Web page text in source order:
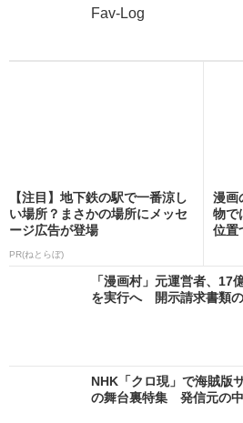
Fav-Log
【注目】地下鉄の駅で一番涼し
い場所？まさかの場所にメッセ
ージ広告が登場
PR(ねとらぼ)
漫画
物で
位置
「漫画村」元運営者、17
を実行へ 開示請求書類
NHK「クロ現」で海賊版
の舞台裏特集 発信元の